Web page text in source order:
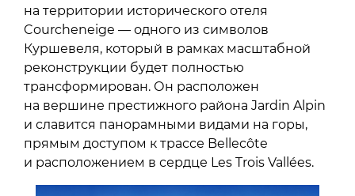
на территории исторического отеля
Courcheneige — одного из символов
Куршевеля, который в рамках масштабной
реконструкции будет полностью
трансформирован. Он расположен
на вершине престижного района Jardin Alpin
и славится панорамными видами на горы,
прямым доступом к трассе Bellecôte
и расположением в сердце Les Trois Vallées.